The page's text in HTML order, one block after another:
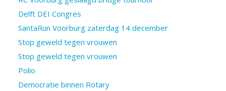
Delft DEI Congres
SantaRun Voorburg zaterdag 14 december
Stop geweld tegen vrouwen
Stop geweld tegen vrouwen
Polio
Democratie binnen Rotary